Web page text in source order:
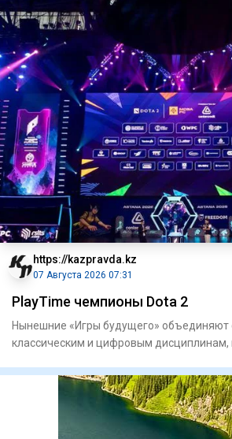
https://kazpravda.kz
07 Августа 2026 07:31
PlayTime чемпионы Dota 2
Нынешние «Игры будущего» объединяют
классическим и цифровым дисциплинам,